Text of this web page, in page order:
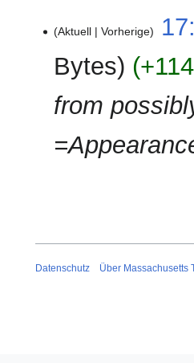
November
Aktuell Vorherige
Bytes
from
Datenschutz Über Massachusetts